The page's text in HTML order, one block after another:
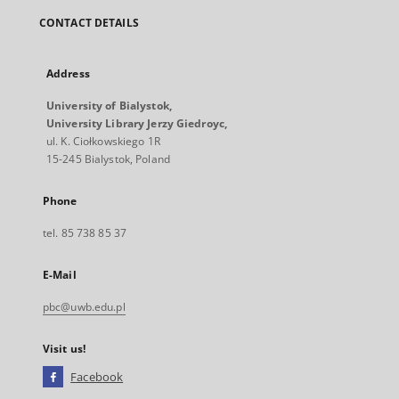
CONTACT DETAILS
Address
University of Bialystok,
University Library Jerzy Giedroyc,
ul. K. Ciołkowskiego 1R
15-245 Bialystok, Poland
Phone
tel. 85 738 85 37
E-Mail
pbc@uwb.edu.pl
Visit us!
Facebook